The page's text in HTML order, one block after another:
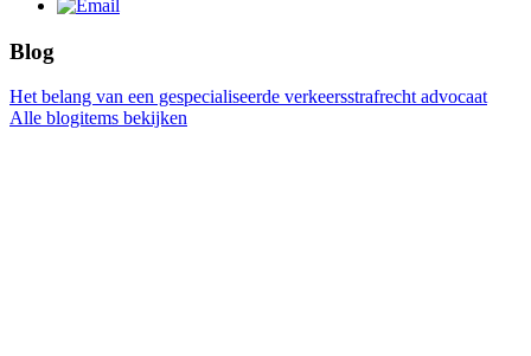
Blog
Het belang van een gespecialiseerde verkeersstrafrecht advocaat
Alle blogitems bekijken